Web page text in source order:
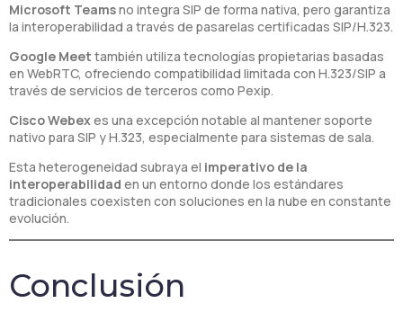
Microsoft Teamsno integra SIP de forma nativa, pero garantiza
la interoperabilidad a través de pasarelas certificadas SIP/H.323.
Google Meet también utiliza tecnologías propietarias basadas
en WebRTC, ofreciendo compatibilidad limitada con H.323/SIP a
través de servicios de terceros como Pexip.
Cisco Webexes una excepción notable al mantener soporte
nativo para SIP y H.323, especialmente para sistemas de sala.
Esta heterogeneidad subraya el imperativo de la
interoperabilidad en un entorno donde los estándares
tradicionales coexisten con soluciones en la nube en constante
evolución.
Conclusión